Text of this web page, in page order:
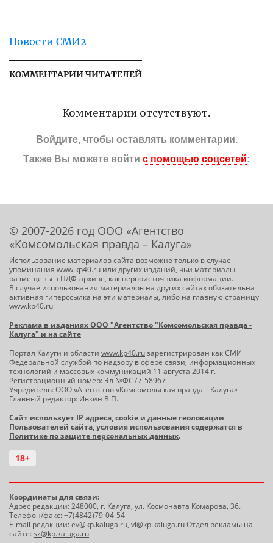
Новости СМИ2
КОММЕНТАРИИ ЧИТАТЕЛЕЙ
Комментарии отсутствуют.
Войдите, чтобы оставлять комментарии.
Также Вы можете войти с помощью соцсетей:
© 2007-2026 год ООО «Агентство
«Комсомольская правда – Калуга»
Использование материалов сайта возможно только в случае
упоминания www.kp40.ru или других изданий, чьи материалы
размещены в ПДФ-архиве, как первоисточника информации.
В случае использования материалов на других сайтах обязательна
активная гиперссылка на эти материалы, либо на главную страницу
www.kp40.ru
Реклама в изданиях ООО "Агентство "Комсомольская правда -
Калуга" и на сайте
Портал Калуги и области www.kp40.ruзарегистрирован как СМИ
Федеральной службой по надзору в сфере связи, информационных
технологий и массовых коммуникаций 11 августа 2014 г.
Регистрационный номер: Эл №ФС77-58967
Учредитель: ООО «Агентство «Комсомольская правда – Калуга»
Главный редактор: Ивкин В.П.
Сайт использует IP адреса, cookie и данные геолокации
Пользователей сайта, условия использования содержатся в
Политике по защите персональных данных.
18+
Координаты для связи:
Адрес редакции: 248000, г. Калуга, ул. Космонавта Комарова, 36.
Телефон/факс: +7(4842)79-04-54
E-mail редакции:ev@kp.kaluga.ru, vi@kp.kaluga.ruОтдел рекламы на
сайте:sz@kp.kaluga.ru